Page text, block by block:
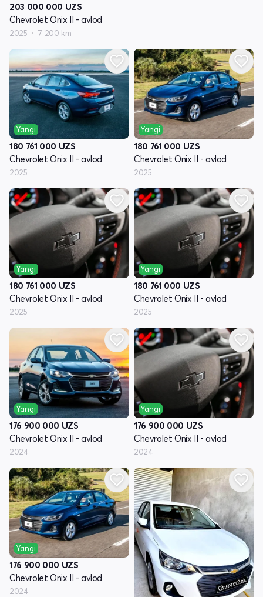
203 000 000 UZS
Chevrolet Onix II - avlod
2025 7 200 km
Yangi
180 761 000 UZS
Chevrolet Onix II - avlod
2025
Yangi
180 761 000 UZS
Chevrolet Onix II - avlod
2025
Yangi
180 761 000 UZS
Chevrolet Onix II - avlod
2025
Yangi
180 761 000 UZS
Chevrolet Onix II - avlod
2025
Yangi
176 900 000 UZS
Chevrolet Onix II - avlod
2024
Yangi
176 900 000 UZS
Chevrolet Onix II - avlod
2024
Yangi
176 900 000 UZS
Chevrolet Onix II - avlod
2024